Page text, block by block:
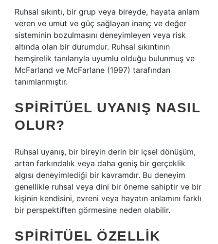
Ruhsal sıkıntı, bir grup veya bireyde, hayata anlam
veren ve umut ve güç sağlayan inanç ve değer
sisteminin bozulmasını deneyimleyen veya risk
altında olan bir durumdur. Ruhsal sıkıntının
hemşirelik tanılarıyla uyumlu olduğu bulunmuş ve
McFarland ve McFarlane (1997) tarafından
tanımlanmıştır.
SPIRITÜEL UYANIŞ NASIL
OLUR?
Ruhsal uyanış, bir bireyin derin bir içsel dönüşüm,
artan farkındalık veya daha geniş bir gerçeklik
algısı deneyimlediği bir kavramdır. Bu deneyim
genellikle ruhsal veya dini bir öneme sahiptir ve bir
kişinin kendisini, evreni veya hayatın anlamını farklı
bir perspektiften görmesine neden olabilir.
SPIRITÜEL ÖZELLIK